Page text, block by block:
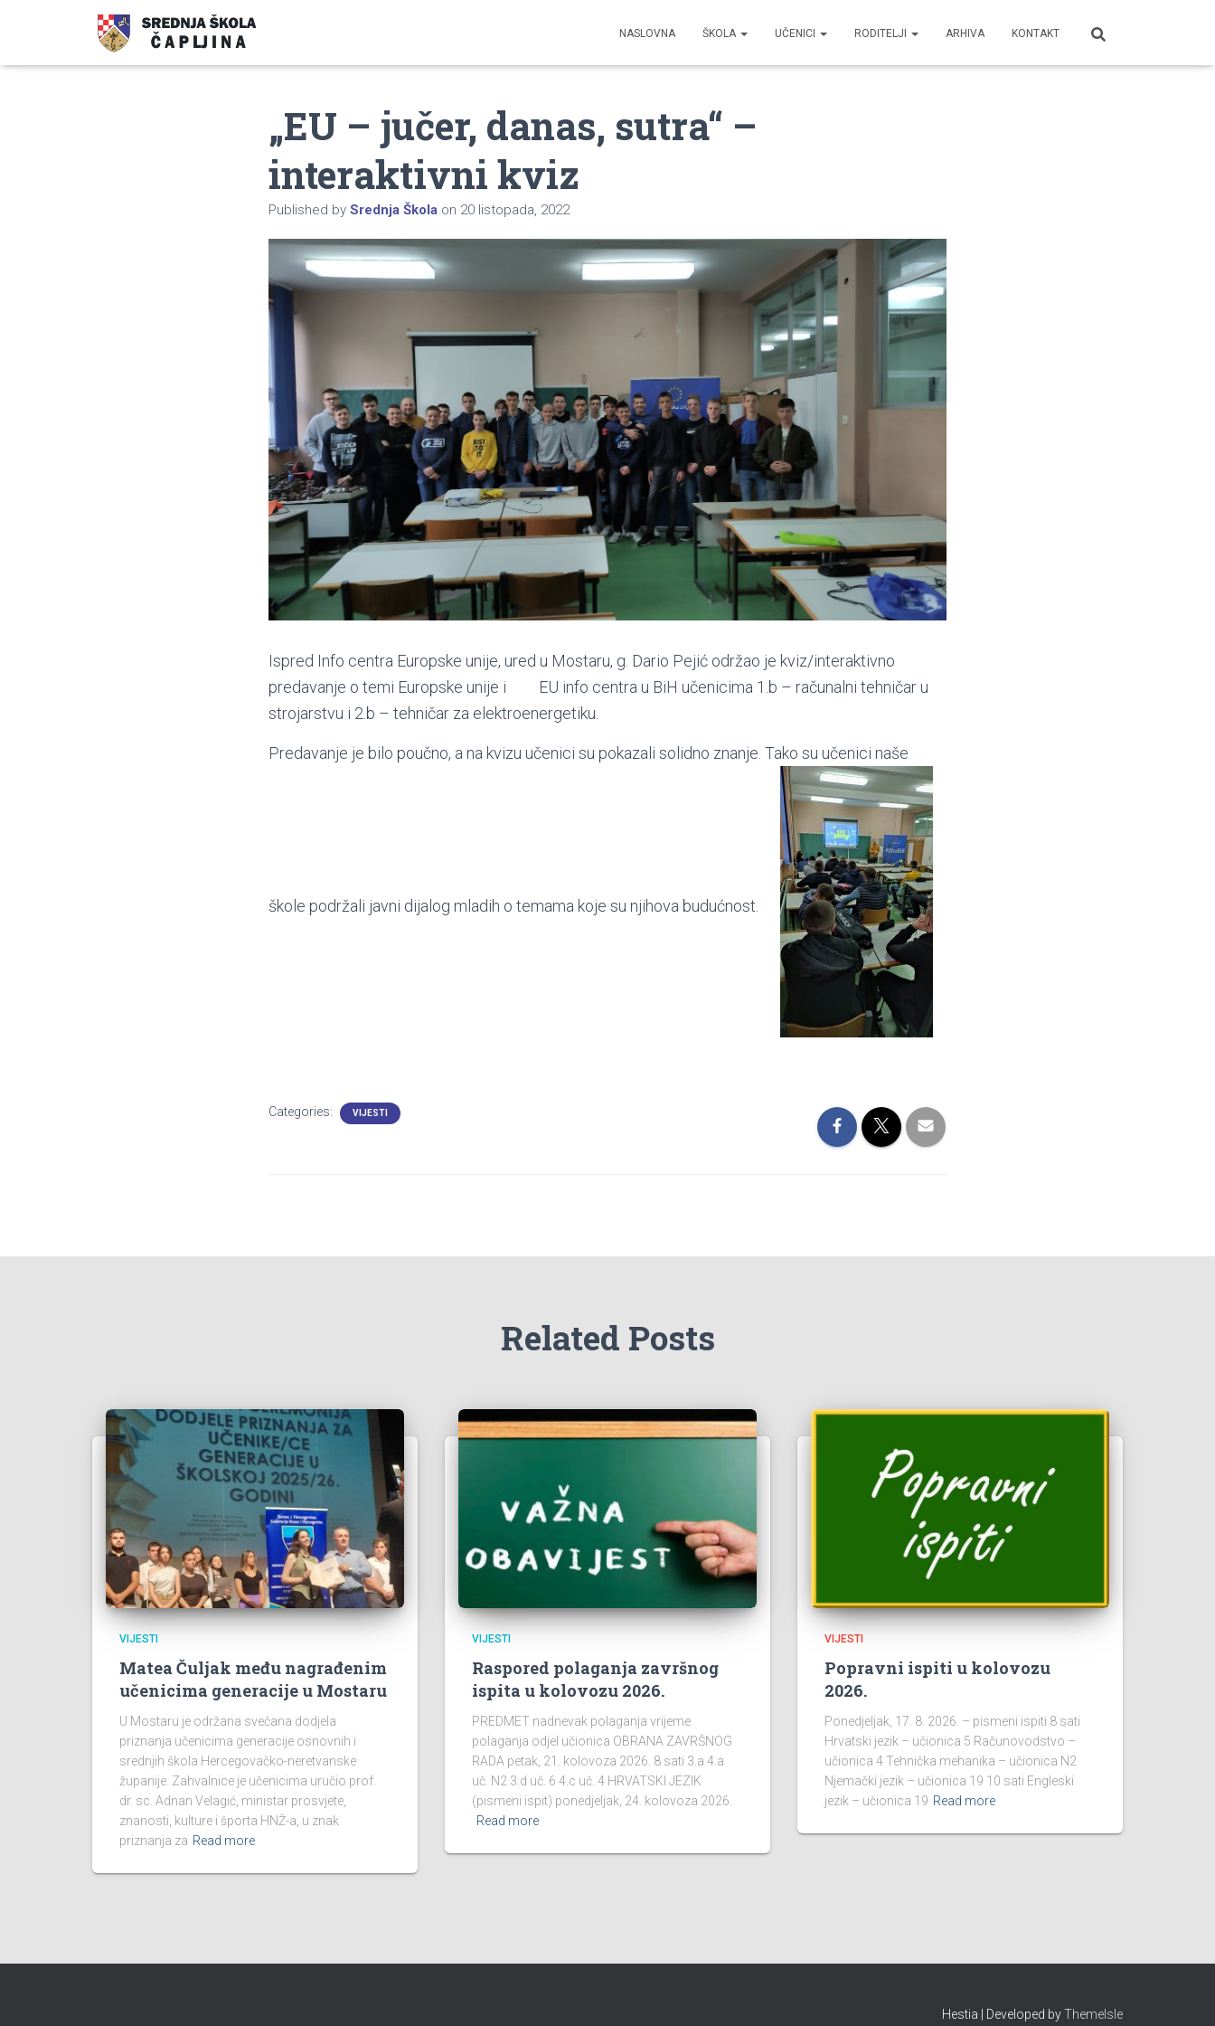
NASLOVNA ŠKOLA UČENICI RODITELJI ARHIVA KONTAKT
„EU – jučer, danas, sutra“ –
interaktivni kviz
Published by Srednja Škola on 20 listopada, 2022
Ispred Info centra Europske unije, ured u Mostaru, g. Dario Pejić održao je kviz/interaktivno
predavanje o temi Europske unije i EU info centra u BiH učenicima 1.b – računalni tehničar u
strojarstvu i 2.b – tehničar za elektroenergetiku.
Predavanje je bilo poučno, a na kvizu učenici su pokazali solidno znanje. Tako su učenici naše
škole podržali javni dijalog mladih o temama koje su njihova budućnost.
Categories: VIJESTI
Related Posts
VIJESTI
Matea Čuljak među nagrađenim
učenicima generacije u Mostaru
U Mostaru je održana svečana dodjela
priznanja učenicima generacije osnovnih i
srednjih škola Hercegovačko-neretvanske
županije. Zahvalnice je učenicima uručio prof.
dr. sc. Adnan Velagić, ministar prosvjete,
znanosti, kulture i športa HNŽ-a, u znak
priznanja za Read more
VIJESTI
Raspored polaganja završnog
ispita u kolovozu 2026.
PREDMET nadnevak polaganja vrijeme
polaganja odjel učionica OBRANA ZAVRŠNOG
RADA petak, 21. kolovoza 2026. 8 sati 3.a 4.a
uč. N2 3.d uč. 6 4.c uč. 4 HRVATSKI JEZIK
(pismeni ispit) ponedjeljak, 24. kolovoza 2026.
Read more
VIJESTI
Popravni ispiti u kolovozu
2026.
Ponedjeljak, 17. 8. 2026. – pismeni ispiti 8 sati
Hrvatski jezik – učionica 5 Računovodstvo –
učionica 4 Tehnička mehanika – učionica N2
Njemački jezik – učionica 19 10 sati Engleski
jezik – učionica 19 Read more
Hestia | Developed byThemeIsle